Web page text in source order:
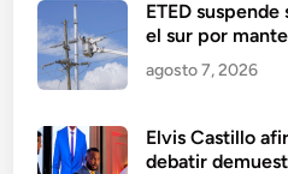
ETED
el sur por
agosto 7, 2026
Elvis Castillo
debatir